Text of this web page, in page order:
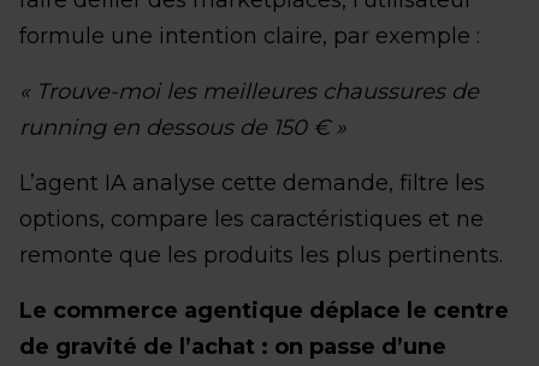
formule une intention claire, par exemple :
« Trouve-moi les meilleures chaussures de
running en dessous de 150 € »
L’agent IA analyse cette demande, filtre les
options, compare les caractéristiques et ne
remonte que les produits les plus pertinents.
Le commerce agentique déplace le centre
de gravité de l’achat : on passe d’une